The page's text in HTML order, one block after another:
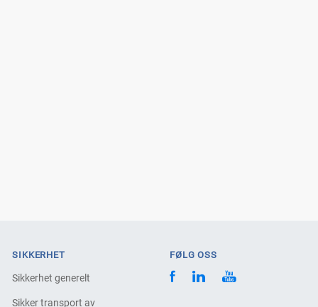
SIKKERHET
Sikkerhet generelt
Sikker transport av
FØLG OSS